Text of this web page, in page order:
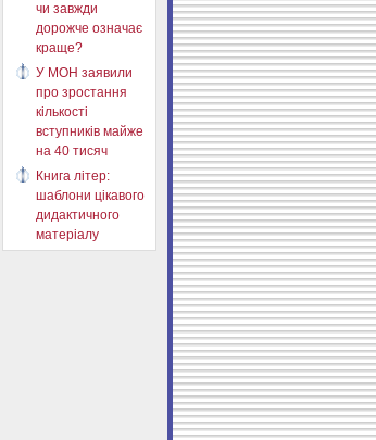
чи завжди
дорожче означає
краще?
У МОН заявили
про зростання
кількості
вступників майже
на 40 тисяч
Книга літер:
шаблони цікавого
дидактичного
матеріалу